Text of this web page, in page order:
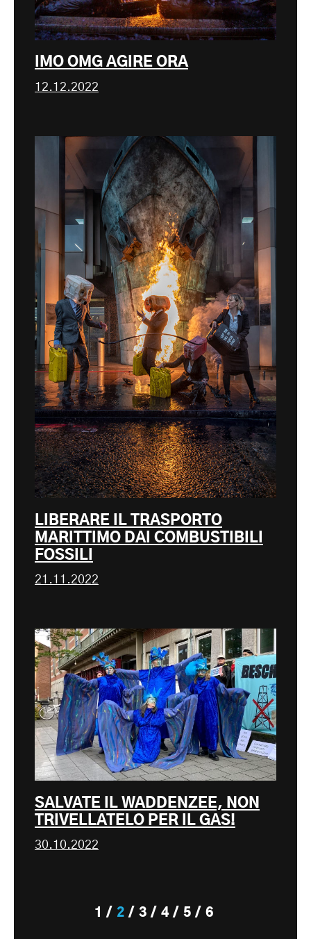
IMO OMG AGIRE ORA
12.12.2022
LIBERARE IL TRASPORTO
MARITTIMO DAI COMBUSTIBILI
FOSSILI
21.11.2022
SALVATE IL WADDENZEE, NON
TRIVELLATELO PER IL GAS!
30.10.2022
1 2 3 4 5 6